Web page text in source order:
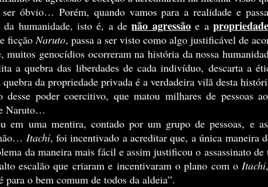
da humanidade, isto é, a de não agressão e a
ficção Naruto, passa a ser visto como algo justificável de
a quebra das liberdades de cada indivíduo, descarta a
da propriedade privada é a verdadeira vilã desta
Naruto…
em uma mentira, contado por um grupo de pessoas, e
Itachi, foi incentivado a acreditar que, a única maneira
da maneira mais fácil e assim justificou o assassinato
escalão que criaram e incentivaram o plano com o Itachi
para o bem comum de todos da aldeia”.